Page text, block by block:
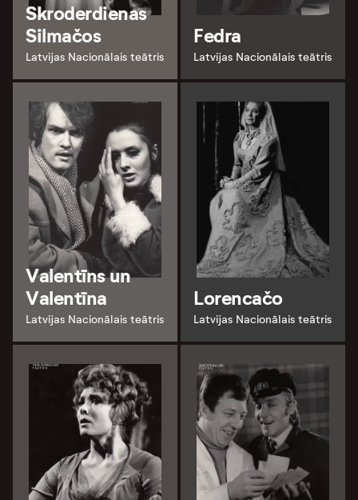
Skroderdienas
Silmačos
Latvijas Nacionālais teātris
Fedra
Latvijas Nacionālais teātris
Valentīns un
Valentīna
Latvijas Nacionālais teātris
Lorencačo
Latvijas Nacionālais teātris